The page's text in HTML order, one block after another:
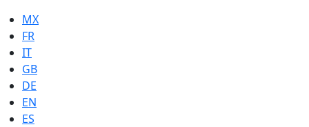
MX
FR
IT
GB
DE
EN
ES